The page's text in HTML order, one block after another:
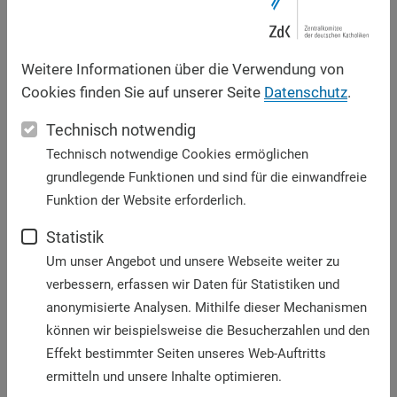
einer multilateralen Ordnung, „die auf Recht,
Gerechtigkeit, Frieden, Menschenwürde und Schutz
der natürlichen Lebensgrundlagen gründet“. Die
ZdK-Vollversammlung fordert von der
Bundesregierung und der Europäischen Union ein
uneingeschränktes Bekenntnis zum Völkerrecht, zur
internationalen Gerichtsbarkeit, zur Gemeinsamen
Europäischen Außenpolitik und zur Stärkung der
wirtschaftlichen Beziehungen. Zugleich unterstützt
staatlichen Stimmen in den Vereinten Nationen
Gehör zu verschaffen. Schließlich verlangt es, „das
Verständnis für multilaterale Zusammenhänge und
die Grundlagen des internationalen Rechts“ in der
politischen Bildung zu fördern.
Zu Beginn der Sitzung hatten der bayerische
Weitere Informationen über die Verwendung von
Cookies finden Sie auf unserer Seite Datenschutz.
Technisch notwendig
Technisch notwendige Cookies ermöglichen
grundlegende Funktionen und sind für die einwandfreie
Funktion der Website erforderlich.
Statistik
Um unser Angebot und unsere Webseite weiter zu
verbessern, erfassen wir Daten für Statistiken und
anonymisierte Analysen. Mithilfe dieser Mechanismen
können wir beispielsweise die Besucherzahlen und den
Effekt bestimmter Seiten unseres Web-Auftritts
ermitteln und unsere Inhalte optimieren.